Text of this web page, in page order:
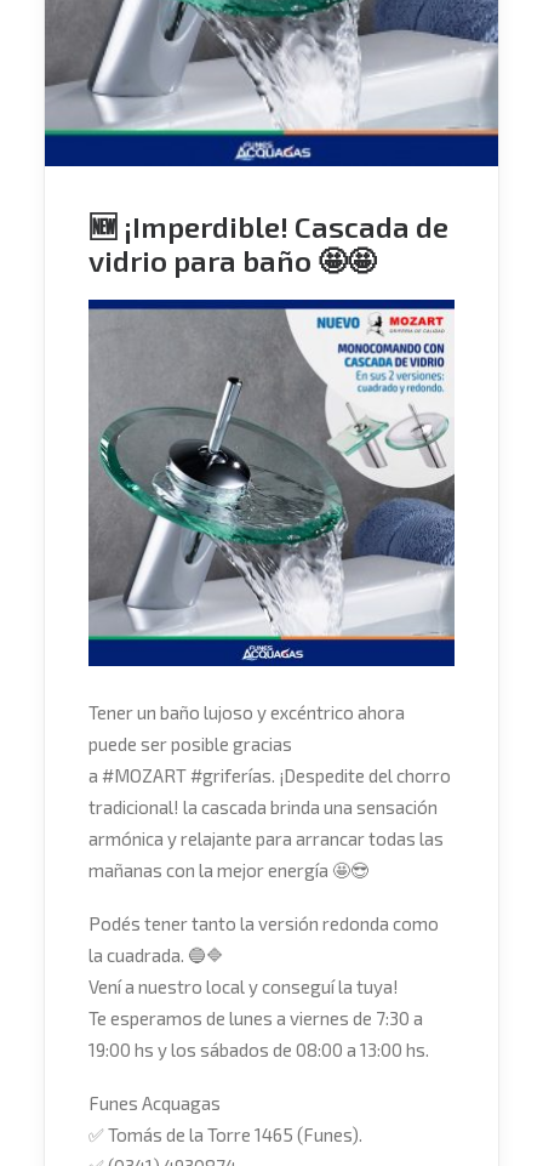
🆕 ¡Imperdible! Cascada de
vidrio para baño 🤩🤩
Tener un baño lujoso y excéntrico ahora
puede ser posible gracias
a #MOZART#griferías. ¡Despedite del chorro
tradicional! la cascada brinda una sensación
armónica y relajante para arrancar todas las
mañanas con la mejor energía 🤩😎
Podés tener tanto la versión redonda como
la cuadrada. 🔵🔷
Vení a nuestro local y conseguí la tuya!
Te esperamos de lunes a viernes de 7:30 a
19:00 hs y los sábados de 08:00 a 13:00 hs.
Funes Acquagas
✅Tomás de la Torre 1465 (Funes).